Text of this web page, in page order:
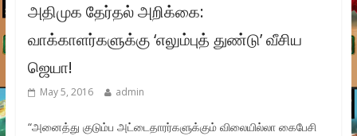
அதிமுக தேர்தல் அறிக்கை:
வாக்காளர்களுக்கு ‘எலும்புத் துண்டு’ வீசிய
ஜெயா!
May 5, 2016 admin
“அனைத்து குடும்ப அட்டைதாரர்களுக்கும் விலையில்லா கைபேசி